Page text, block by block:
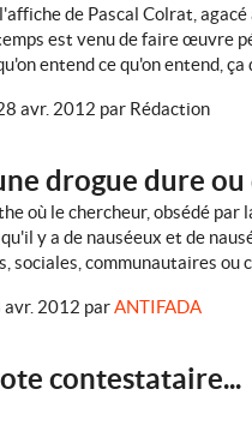
de Pascal Colrat,
est venu de faire œuvre
entend ce qu'on entend,
avr. 2012 par Rédaction
drogue dure ou
où le chercheur, obsédé
y a de nauséeux et de
sociales, communautaires ou
avr. 2012 parANTIFADA
contestataire...